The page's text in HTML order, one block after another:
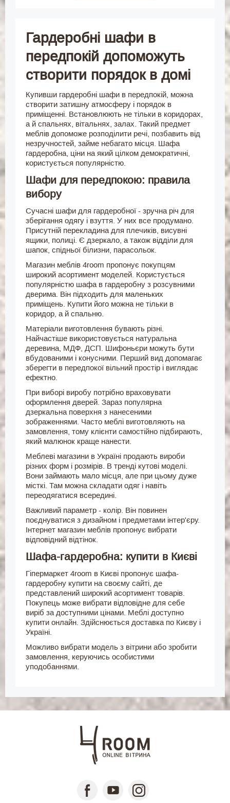
Гардеробні шафи в
передпокій допоможуть
створити порядок в домі
Купивши гардеробні шафи в передпокій, можна
створити затишну атмосферу і порядок в
приміщенні. Встановлюють не тільки в коридорах,
а й спальнях, вітальнях, залах. Такий предмет
меблів допоможе розподілити речі, позбавить від
незручностей, займе небагато місця. Шафа
гардеробна, ціни на який цілком демократичні,
користується популярністю.
Шафи для передпокою: правила
вибору
Сучасні шафи для гардеробної - зручна річ для
зберігання одягу і взуття. У них все продумано.
Присутній перекладина для плечиків, висувні
ящики, полиці. Є дзеркало, а також відділи для
шапок, спідньої білизни, парасольок.
Магазин меблів 4room пропонує покупцям
широкий асортимент моделей. Користується
популярністю шафа в гардеробну з розсувними
дверима. Він підходить для маленьких
приміщень. Купити його можна не тільки в
коридор, а й спальню.
Матеріали виготовлення бувають різні.
Найчастіше використовується натуральна
деревина, МДФ, ДСП. Шифоньєри можуть бути
вбудованими і конусними. Перший вид допомагає
зберегти в передпокої вільний простір і виглядає
ефектно.
При виборі виробу потрібно враховувати
оформлення дверей. Зараз популярна
дзеркальна поверхня з нанесеними
зображеннями. Часто меблі виготовляють на
замовлення, тому клієнти самостійно підбирають,
який малюнок краще нанести.
Меблеві магазини в Україні продають вироби
різних форм і розмірів. В тренді кутові моделі.
Вони займають мало місця, але при цьому дуже
місткі. Там можна складати одяг і навіть
переодягатися всередині.
Важливий параметр - колір. Він повинен
поєднуватися з дизайном і предметами інтер'єру.
Інтернет магазин меблів пропонує вибрати
відповідний відтінок.
Шафа-гардеробна: купити в Києві
Гіпермаркет 4room в Києві пропонує шафа-
гардеробну купити на своєму сайті, де
представлений широкий асортимент товарів.
Покупець може вибрати відповідне для себе
виріб за доступними цінами. Меблі доступно
купити онлайн. Здійснюється доставка по Києву і
Україні.
Можливо вибрати модель з вітрини або зробити
замовлення, керуючись особистими
уподобаннями.